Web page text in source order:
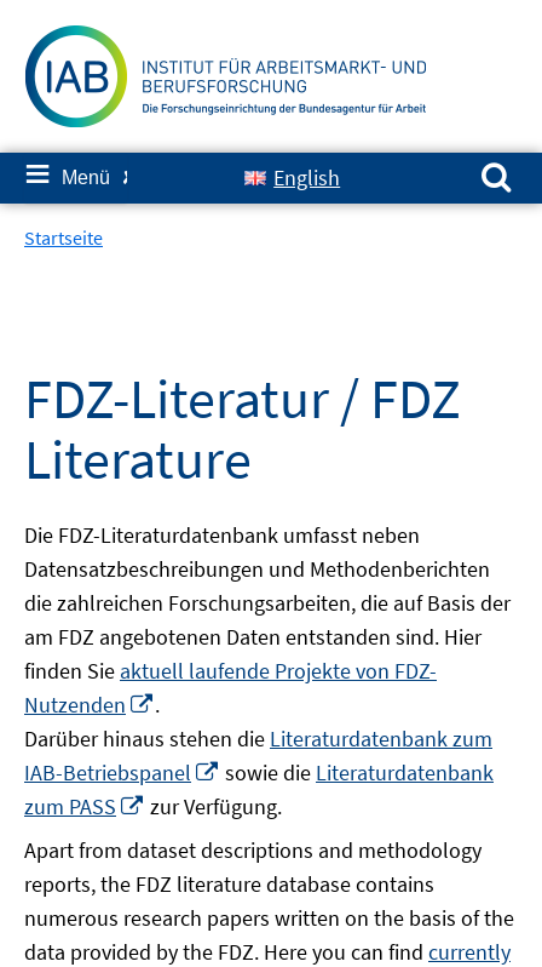
zum
Inhalt
≡ Menü ✘ English
Suchen nach:
Startseite
FDZ-Literatur / FDZ
Literature
Die FDZ-Literaturdatenbank umfasst neben
Datensatzbeschreibungen und Methodenberichten
die zahlreichen Forschungsarbeiten, die auf Basis der
am FDZ angebotenen Daten entstanden sind. Hier
finden Sie aktuell laufende Projekte von FDZ-
Nutzenden
neuem
Fenster
öffnen
.
Darüber hinaus stehen die Literaturdatenbank zum
IAB-Betriebspanel
In
neuem
Fenster
öffnen
sowie die Literaturdatenbank
zum PASS
In
Fenster
öffnen
zur Verfügung.
Apart from dataset descriptions and methodology
reports, the FDZ literature database contains
numerous research papers written on the basis of the
data provided by the FDZ. Here you can find currently